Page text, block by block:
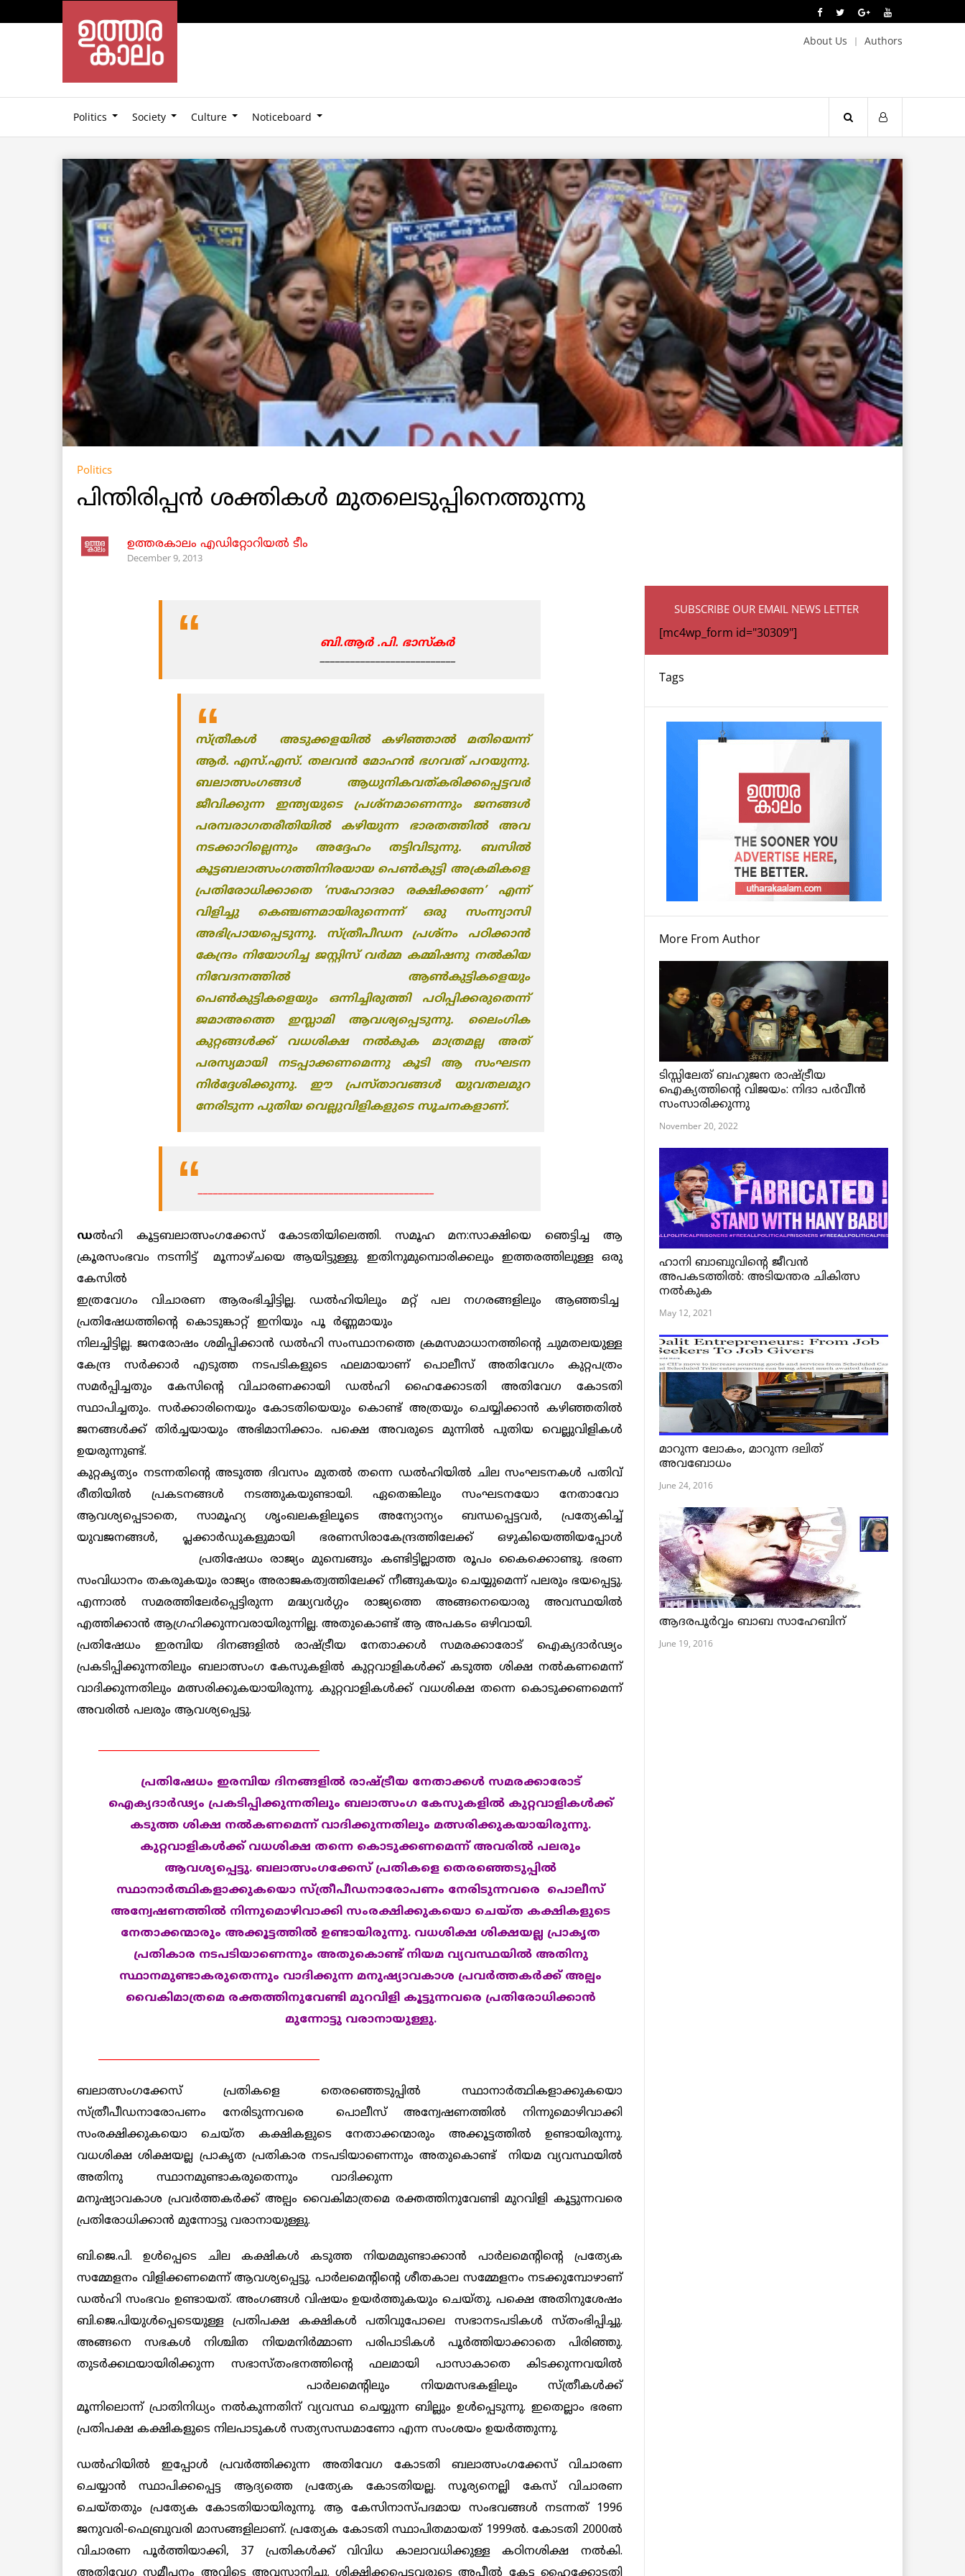
About Us Authors
Politics Society Culture Noticeboard
Politics
പിന്തിരിപ്പന്‍ ശക്തികള്‍ മുതലെടുപ്പിനെത്തുന്നു
ഉത്തരകാലം എഡിറ്റോറിയല്‍ ടീം
December 9, 2013
ബി.ആര്‍ .പി. ഭാസ്കര്‍
സ്ത്രീകള്‍ അടുക്കളയിൽ കഴിഞ്ഞാല്‍ മതിയെന്ന്
ആര്‍. എസ്.എസ്. തലവന്‍ മോഹന്‍ ഭഗവത് പറയുന്നു.
ബലാത്സംഗങ്ങൾ ആധുനികവത്കരിക്കപ്പെട്ടവർ
ജീവിക്കുന്ന ഇന്ത്യയുടെ പ്രശ്നമാണെന്നും ജനങ്ങൾ
പരമ്പരാഗതരീതിയില്‍ കഴിയുന്ന ഭാരതത്തിൽ അവ
നടക്കാറില്ലെന്നും അദ്ദേഹം തട്ടിവിടുന്നു. ബസിൽ
കൂട്ടബലാത്സംഗത്തിനിരയായ പെൺകുട്ടി അക്രമികളെ
പ്രതിരോധിക്കാതെ ‘സഹോദരാ രക്ഷിക്കണേ’ എന്ന്
വിളിച്ചു കെഞ്ചണമായിരുന്നെന്ന് ഒരു സംന്ന്യാസി
അഭിപ്രായപ്പെടുന്നു. സ്ത്രീപീഡന പ്രശ്നം പഠിക്കാൻ
കേന്ദ്രം നിയോഗിച്ച ജസ്റ്റിസ് വർമ്മ കമ്മിഷനു നൽകിയ
നിവേദനത്തിൽ ആൺ‌കുട്ടികളെയും
പെൺ‌കുട്ടികളെയും ഒന്നിച്ചിരുത്തി പഠിപ്പിക്കരുതെന്ന്
ജമാഅത്തെ ഇസ്ലാമി ആവശ്യപ്പെടുന്നു. ലൈംഗിക
കുറ്റങ്ങൾക്ക് വധശിക്ഷ നൽകുക മാത്രമല്ല അത്
പരസ്യമായി നടപ്പാക്കണമെന്നു കൂടി ആ സംഘടന
നിർദ്ദേശിക്കുന്നു. ഈ പ്രസ്താവങ്ങൾ യുവതലമുറ
നേരിടുന്ന പുതിയ വെല്ലുവിളികളുടെ സൂചനകളാണ്.
ഡല്‍ഹി കൂട്ടബലാത്സംഗക്കേസ് കോടതിയിലെത്തി. സമൂഹ മന:സാക്ഷിയെ ഞെട്ടിച്ച ആ
ക്രൂരസംഭവം നടന്നിട്ട് മൂന്നാഴ്ചയെ ആയിട്ടുള്ളു. ഇതിനുമുമ്പൊരിക്കലും ഇത്തരത്തിലുള്ള ഒരു
കേസില്‍
ഇത്രവേഗം വിചാരണ ആരംഭിച്ചിട്ടില്ല. ഡല്‍ഹിയിലും മറ്റ് പല നഗരങ്ങളിലും ആഞ്ഞടിച്ച
പ്രതിഷേധത്തിന്റെ കൊടുങ്കാറ്റ് ഇനിയും പൂ ര്‍ണ്ണമായും
നിലച്ചിട്ടില്ല. ജനരോഷം ശമിപ്പിക്കാന്‍ ഡല്‍ഹി സംസ്ഥാനത്തെ ക്രമസമാധാനത്തിന്റെ ചുമതലയുള്ള
കേന്ദ്ര സര്‍ക്കാര്‍ എടുത്ത നടപടികളുടെ ഫലമായാണ് പൊലീസ് അതിവേഗം കുറ്റപത്രം
സമര്‍പ്പിച്ചതും കേസിന്റെ വിചാരണക്കായി ഡല്‍ഹി ഹൈക്കോടതി അതിവേഗ കോടതി
സ്ഥാപിച്ചതും. സര്‍ക്കാരിനെയും കോടതിയെയും കൊണ്ട് അത്രയും ചെയ്യിക്കാന്‍ കഴിഞ്ഞതില്‍
ജനങ്ങള്‍ക്ക് തിര്‍ച്ചയായും അഭിമാനിക്കാം. പക്ഷെ അവരുടെ മുന്നില്‍ പുതിയ വെല്ലുവിളികള്‍
ഉയരുന്നുണ്ട്.
കുറ്റകൃത്യം നടന്നതിന്റെ അടുത്ത ദിവസം മുതല്‍ തന്നെ ഡല്‍ഹിയില്‍ ചില സംഘടനകള്‍ പതിവ്
രീതിയില്‍ പ്രകടനങ്ങള്‍ നടത്തുകയുണ്ടായി. ഏതെങ്കിലും സംഘടനയോ നേതാവോ
ആവശ്യപ്പെടാതെ, സാമൂഹ്യ ശൃംഖലകളിലൂടെ അന്യോന്യം ബന്ധപ്പെട്ടവര്‍, പ്രത്യേകിച്ച്
യുവജനങ്ങള്‍, പ്ലക്കാര്‍ഡുകളുമായി ഭരണസിരാകേന്ദ്രത്തിലേക്ക് ഒഴുകിയെത്തിയപ്പോള്‍
പ്രതിഷേധം രാജ്യം മുമ്പെങ്ങും കണ്ടിട്ടില്ലാത്ത രൂപം കൈക്കൊണ്ടു. ഭരണ
സംവിധാനം തകരുകയും രാജ്യം അരാജകത്വത്തിലേക്ക് നീങ്ങുകയും ചെയ്യുമെന്ന് പലരും ഭയപ്പെട്ടു.
എന്നാൽ സമരത്തിലേര്‍പ്പെട്ടിരുന്ന മദ്ധ്യവര്‍ഗ്ഗം രാജ്യത്തെ അങ്ങനെയൊരു അവസ്ഥയില്‍
എത്തിക്കാന്‍ ആഗ്രഹിക്കുന്നവരായിരുന്നില്ല. അതുകൊണ്ട് ആ അപകടം ഒഴിവായി.
പ്രതിഷേധം ഇരമ്പിയ ദിനങ്ങളില്‍ രാഷ്ട്രീയ നേതാക്കള്‍ സമരക്കാരോട് ഐക്യദാര്‍ഢ്യം
പ്രകടിപ്പിക്കുന്നതിലും ബലാത്സംഗ കേസുകളില്‍ കുറ്റവാളികള്‍ക്ക് കടുത്ത ശിക്ഷ നല്‍കണമെന്ന്
വാദിക്കുന്നതിലും മത്സരിക്കുകയായിരുന്നു. കുറ്റവാളികള്‍ക്ക് വധശിക്ഷ തന്നെ കൊടുക്കണമെന്ന്
അവരില്‍ പലരും ആവശ്യപ്പെട്ടു.
പ്രതിഷേധം ഇരമ്പിയ ദിനങ്ങളില്‍ രാഷ്ട്രീയ നേതാക്കള്‍ സമരക്കാരോട്
ഐക്യദാര്‍ഢ്യം പ്രകടിപ്പിക്കുന്നതിലും ബലാത്സംഗ കേസുകളില്‍ കുറ്റവാളികള്‍ക്ക്
കടുത്ത ശിക്ഷ നല്‍കണമെന്ന് വാദിക്കുന്നതിലും മത്സരിക്കുകയായിരുന്നു.
കുറ്റവാളികള്‍ക്ക് വധശിക്ഷ തന്നെ കൊടുക്കണമെന്ന് അവരില്‍ പലരും
ആവശ്യപ്പെട്ടു. ബലാത്സംഗക്കേസ് പ്രതികളെ തെരഞ്ഞെടുപ്പില്‍
സ്ഥാനാര്‍ത്ഥികളാക്കുകയൊ സ്ത്രീപീഡനാരോപണം നേരിടുന്നവരെ പൊലീസ്
അന്വേഷണത്തില്‍ നിന്നുമൊഴിവാക്കി സംരക്ഷിക്കുകയൊ ചെയ്ത കക്ഷികളുടെ
നേതാക്കന്മാരും അക്കൂട്ടത്തില്‍ ഉണ്ടായിരുന്നു. വധശിക്ഷ ശിക്ഷയല്ല പ്രാകൃത
പ്രതികാര നടപടിയാണെന്നും അതുകൊണ്ട് നിയമ വ്യവസ്ഥയില്‍ അതിനു
സ്ഥാനമുണ്ടാകരുതെന്നും വാദിക്കുന്ന മനുഷ്യാവകാശ പ്രവര്‍ത്തകര്‍ക്ക് അല്പം
വൈകിമാത്രമെ രക്തത്തിനുവേണ്ടി മുറവിളി കൂട്ടുന്നവരെ പ്രതിരോധിക്കാന്‍
മുന്നോട്ടു വരാനായുള്ളു.
ബലാത്സംഗക്കേസ് പ്രതികളെ തെരഞ്ഞെടുപ്പില്‍ സ്ഥാനാര്‍ത്ഥികളാക്കുകയൊ
സ്ത്രീപീഡനാരോപണം നേരിടുന്നവരെ പൊലീസ് അന്വേഷണത്തില്‍ നിന്നുമൊഴിവാക്കി
സംരക്ഷിക്കുകയൊ ചെയ്ത കക്ഷികളുടെ നേതാക്കന്മാരും അക്കൂട്ടത്തില്‍ ഉണ്ടായിരുന്നു.
വധശിക്ഷ ശിക്ഷയല്ല പ്രാകൃത പ്രതികാര നടപടിയാണെന്നും അതുകൊണ്ട് നിയമ വ്യവസ്ഥയില്‍
അതിനു സ്ഥാനമുണ്ടാകരുതെന്നും വാദിക്കുന്ന
മനുഷ്യാവകാശ പ്രവര്‍ത്തകര്‍ക്ക് അല്പം വൈകിമാത്രമെ രക്തത്തിനുവേണ്ടി മുറവിളി കൂട്ടുന്നവരെ
പ്രതിരോധിക്കാന്‍ മുന്നോട്ടു വരാനായുള്ളു.
ബി.ജെ.പി. ഉള്‍പ്പെടെ ചില കക്ഷികള്‍ കടുത്ത നിയമമുണ്ടാക്കാന്‍ പാര്‍ലമെന്റിന്റെ പ്രത്യേക
സമ്മേളനം വിളിക്കണമെന്ന് ആവശ്യപ്പെട്ടു. പാര്‍ലമെന്റിന്റെ ശീതകാല സമ്മേളനം നടക്കുമ്പോഴാണ്
ഡല്‍ഹി സംഭവം ഉണ്ടായത്. അംഗങ്ങള്‍ വിഷയം ഉയര്‍ത്തുകയും ചെയ്തു. പക്ഷെ അതിനുശേഷം
ബി.ജെ.പിയുള്‍പ്പെടെയുള്ള പ്രതിപക്ഷ കക്ഷികള്‍ പതിവുപോലെ സഭാനടപടികള്‍ സ്തംഭിപ്പിച്ചു.
അങ്ങനെ സഭകള്‍ നിശ്ചിത നിയമനിര്‍മ്മാണ പരിപാടികള്‍ പൂര്‍ത്തിയാക്കാതെ പിരിഞ്ഞു.
തുടര്‍ക്കഥയായിരിക്കുന്ന സഭാസ്തംഭനത്തിന്റെ ഫലമായി പാസാകാതെ കിടക്കുന്നവയില്‍
പാര്‍ലമെന്റിലും നിയമസഭകളിലും സ്ത്രീകള്‍ക്ക്
മൂന്നിലൊന്ന് പ്രാതിനിധ്യം നല്‍കുന്നതിന് വ്യവസ്ഥ ചെയ്യുന്ന ബില്ലും ഉള്‍പ്പെടുന്നു. ഇതെല്ലാം ഭരണ
പ്രതിപക്ഷ കക്ഷികളുടെ നിലപാടുകള്‍ സത്യസന്ധമാണോ എന്ന സംശയം ഉയര്‍ത്തുന്നു.
ഡല്‍ഹിയില്‍ ഇപ്പോൾ പ്രവർത്തിക്കുന്ന അതിവേഗ കോടതി ബലാത്സംഗക്കേസ് വിചാരണ
ചെയ്യാൻ സ്ഥാപിക്കപ്പെട്ട ആദ്യത്തെ പ്രത്യേക കോടതിയല്ല. സൂര്യനെല്ലി കേസ് വിചാരണ
ചെയ്തതും പ്രത്യേക കോടതിയായിരുന്നു. ആ കേസിനാസ്പദമായ സംഭവങ്ങള്‍ നടന്നത് 1996
ജനുവരി-ഫെബ്രുവരി മാസങ്ങളിലാണ്. പ്രത്യേക കോടതി സ്ഥാപിതമായത് 1999ൽ. കോടതി 2000ൽ
വിചാരണ പൂർത്തിയാക്കി, 37 പ്രതികള്‍ക്ക് വിവിധ കാലാവധിക്കുള്ള കഠിനശിക്ഷ നല്‍കി.
അതിവേഗ സമീപനം അവിടെ അവസാനിച്ചു. ശിക്ഷിക്കപ്പെട്ടവരുടെ അപ്പീല്‍ കേട്ട ഹൈക്കോടതി
SUBSCRIBE OUR EMAIL NEWS LETTER
[mc4wp_form id="30309"]
Tags
More From Author
ടിസ്സിലേത് ബഹുജന രാഷ്ട്രീയ
ഐക്യത്തിന്റെ വിജയം: നിദാ പർവീൻ
സംസാരിക്കുന്നു
November 20, 2022
ഹാനി ബാബുവിന്റെ ജീവൻ
അപകടത്തിൽ: അടിയന്തര ചികിത്സ
നൽകുക
May 12, 2021
മാറുന്ന ലോകം, മാറുന്ന ദലിത്
അവബോധം
June 24, 2016
ആദരപൂര്‍വ്വം ബാബ സാഹേബിന്
June 19, 2016